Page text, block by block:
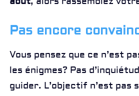
Pas encore
Vous pensez que ce n’est
les énigmes? Pas
guider. L’objectif n’est pas